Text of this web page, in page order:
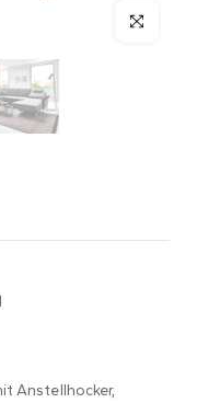
Anstellhocker,